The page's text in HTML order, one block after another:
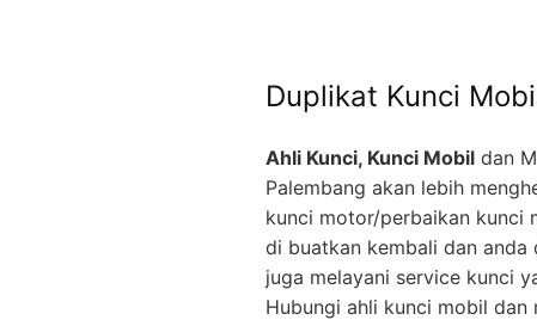
Duplikat Kunci
Ahli Kunci, Kunci Mobil dan
Palembang akan lebih
kunci motor/perbaikan kunci
di buatkan kembali dan anda
juga melayani service kunci
Hubungi ahli kunci mobil